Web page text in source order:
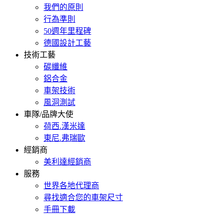
我們的原則
行為準則
50週年里程碑
德國設計工藝
技術工藝
碳纖維
鋁合金
車架技術
風洞測試
車隊/品牌大使
荷西.漢米達
東尼.弗瑞歐
經銷商
美利達經銷商
服務
世界各地代理商
尋找適合您的車架尺寸
手冊下載